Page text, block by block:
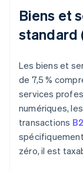
Biens et
standard
Les biens et
de 7,5 %
services
numériques,
transactions
zéro, il est